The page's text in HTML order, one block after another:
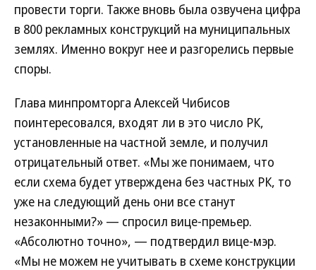
провести торги. Также вновь была озвучена цифра
в 800 рекламных конструкций на муниципальных
землях. Именно вокруг нее и разгорелись первые
споры.
Глава минпромторга Алексей Чибисов
поинтересовался, входят ли в это число РК,
установленные на частной земле, и получил
отрицательный ответ. «Мы же понимаем, что
если схема будет утверждена без частных РК, то
уже на следующий день они все станут
незаконными?» — спросил вице-премьер.
«Абсолютно точно», — подтвердил вице-мэр.
«Мы не можем не учитывать в схеме конструкции